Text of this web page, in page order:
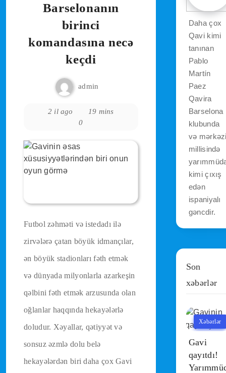
Barselonanın
birinci
komandasına necə
keçdi
admin
2 il ago
19 mins
0
Futbol zəhməti və istedadı ilə
zirvələrə çatan böyük idmançılar,
ən böyük stadionları fəth etmək
və dünyada milyonlarla azarkeşin
qəlbini fəth etmək arzusunda olan
oğlanlar haqqında hekayələrlə
doludur. Xəyallar, qətiyyət və
sonsuz əzmlə dolu belə
hekayələrdən biri daha çox Gavi
Daha çox
Qavi kimi
tanınan
Pablo
Martín
Paez
Qavira
Barselona
klubunda
və
millisində
kimi çıxış
edən
ispaniyalı
gəncdir.
Son
xəbərlər
Xəbərlər
Gavi
qayıtdı!